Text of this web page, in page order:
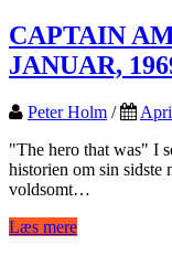
CAPTAIN
JANUAR,
Peter Holm /
"The hero that was" I
historien om sin sidste
voldsomt…
Læs mere